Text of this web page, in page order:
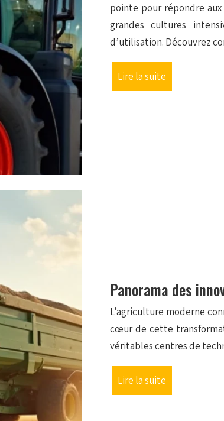
pointe pour répondre
grandes cultures
d’utilisation. Découvrez
Lire la suite
Panorama des
L’agriculture moderne
cœur de cette
véritables centres de
Lire la suite